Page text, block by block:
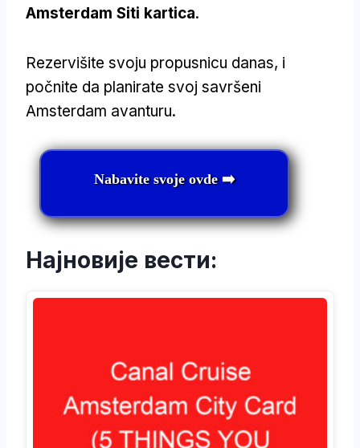
Amsterdam Siti kartica.
Rezervišite svoju propusnicu danas, i
počnite da planirate svoj savršeni
Amsterdam avanturu.
Nabavite svoje ovde ➡️
Најновије вести: